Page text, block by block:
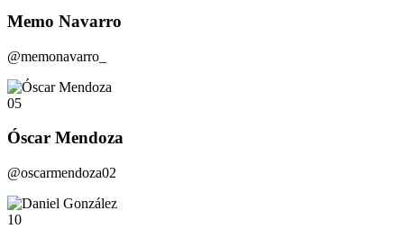
Memo Navarro
@memonavarro_
05
Óscar Mendoza
@oscarmendoza02
10